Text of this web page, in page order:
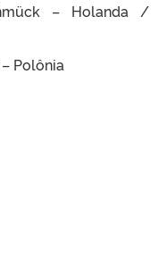
– Holanda /
Polônia